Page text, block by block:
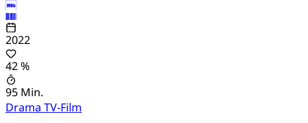
2022
42 %
95 Min.
Drama TV-Film